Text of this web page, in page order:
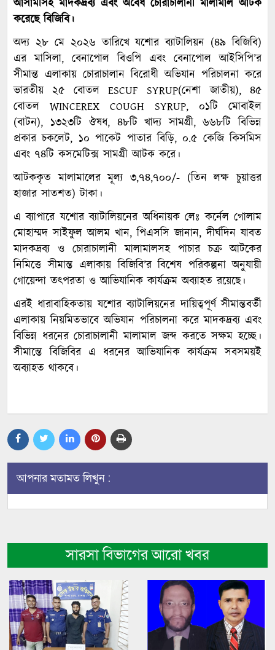
আসামীসহ মাদকদ্রব্য এবং অবৈধ চোরাচালানী মালামাল আটক
করেছে বিজিবি।
অদ্য ২৮ মে ২০২৬ তারিখে যশোর ব্যাটালিয়ন (৪৯ বিজিবি)
এর মাসিলা, বেনাপোল বিওপি এবং বেনাপোল আইসিপি’র
সীমান্ত এলাকায় চোরাচালান বিরোধী অভিযান পরিচালনা করে
ভারতীয় ২৫ বোতল ESCUF SYRUP(নেশা জাতীয়), ৪৫
বোতল WINCEREX COUGH SYRUP, ০১টি মোবাইল
(বাটন), ১৩২৩টি ঔষধ, ৪৮টি খাদ্য সামগ্রী, ৬৬৮টি বিভিন্ন
প্রকার চকলেট, ১০ পাকেট পাতার বিড়ি, ০.৫ কেজি কিসমিস
এবং ৭৪টি কসমেটিক্স সামগ্রী আটক করে।
আটককৃত মালামালের মূল্য ৩,৭৪,৭০০/- (তিন লক্ষ চুয়াত্তর
হাজার সাতশত) টাকা।
এ ব্যাপারে যশোর ব্যাটালিয়নের অধিনায়ক লেঃ কর্নেল গোলাম
মোহাম্মদ সাইফুল আলম খান, পিএসসি জানান, দীর্ঘদিন যাবত
মাদকদ্রব্য ও চোরাচালানী মালামালসহ পাচার চক্র আটকের
নিমিত্তে সীমান্ত এলাকায় বিজিবি’র বিশেষ পরিকল্পনা অনুযায়ী
গোয়েন্দা তৎপরতা ও আভিযানিক কার্যক্রম অব্যাহত রয়েছে।
এরই ধারাবাহিকতায় যশোর ব্যাটালিয়নের দায়িত্বপূর্ণ সীমান্তবর্তী
এলাকায় নিয়মিতভাবে অভিযান পরিচালনা করে মাদকদ্রব্য এবং
বিভিন্ন ধরনের চোরাচালানী মালামাল জব্দ করতে সক্ষম হচ্ছে।
সীমান্তে বিজিবির এ ধরনের আভিযানিক কার্যক্রম সবসময়ই
অব্যাহত থাকবে।
আপনার মতামত লিখুন :
সারসা বিভাগের আরো খবর